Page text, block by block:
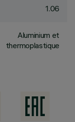
1.06
Aluminium et
thermoplastique